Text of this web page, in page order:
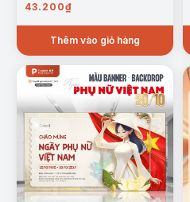
43.200₫
Thêm vào giỏ hàng